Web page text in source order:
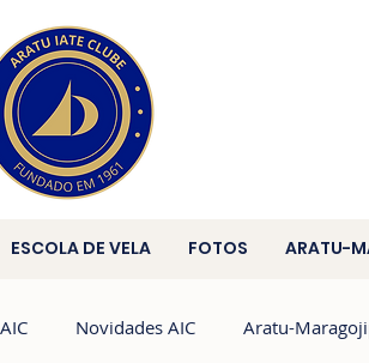
ESCOLA DE VELA FOTOS ARATU-
Novidades AIC Aratu-